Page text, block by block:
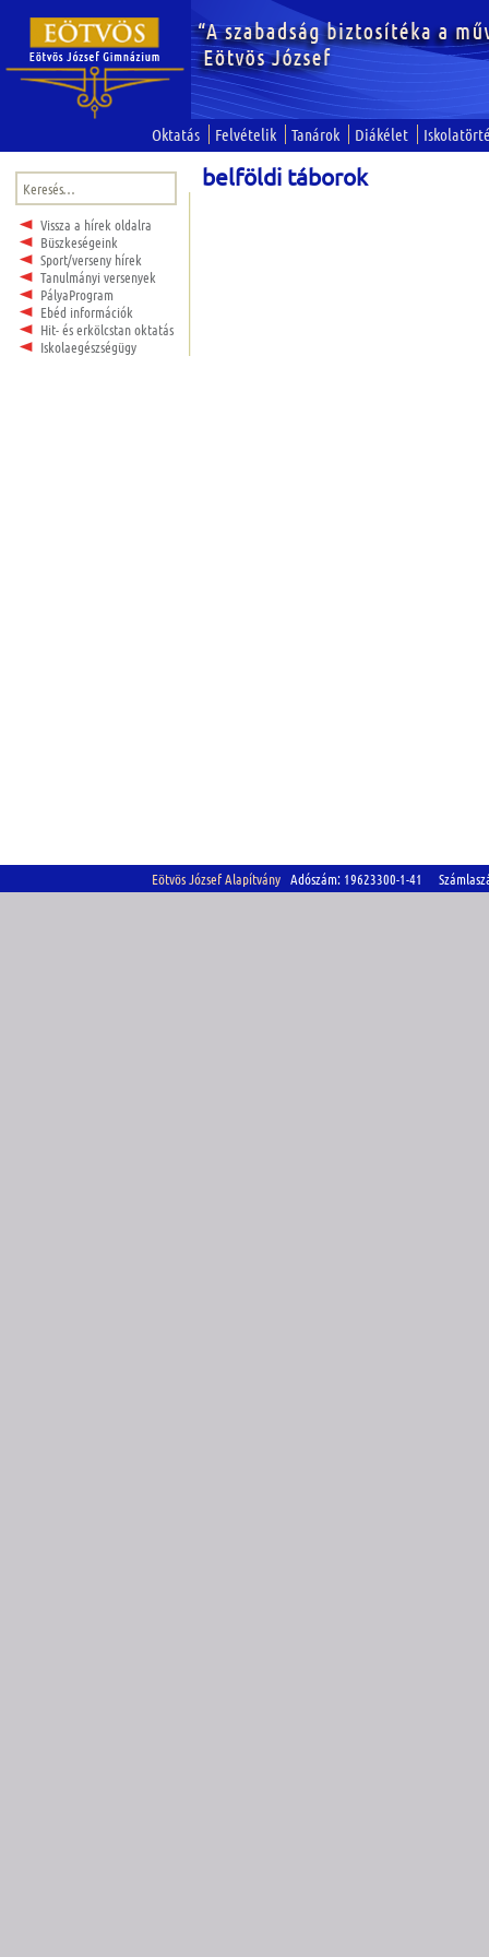
Oktatás Felvételik Tanárok Diákélet
Keresés:
Vissza a hírek oldalra
Büszkeségeink
Sport/verseny hírek
Tanulmányi versenyek
PályaProgram
Ebéd információk
Hit- és erkölcstan oktatás
Iskolaegészségügy
belföldi táborok
Eötvös József Alapítvány Adószám: 19623300-1-41